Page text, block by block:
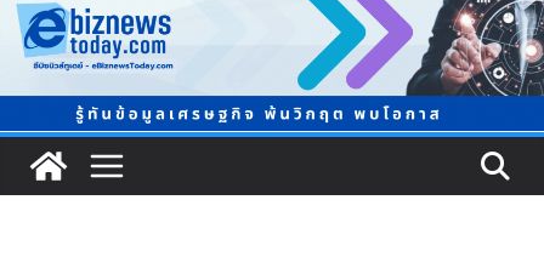
ยิ่งใหญ่ Thailand e-Commerce Expo 2026 ผนึกกว่า 50
พันธมิตร ปั้นผู้ประกอบการไทยสู่ตลาดโลก คาดเงินสะพัด
กว่า 300 ล้านบาท
LORDNINE จัดศึกคนดังสายเกม ไทย ปะทะ ฟิลิปปินส์ ใน
“Rise of the Tenth Lord” เปิดสงครามกิลด์ข้ามประเทศ
ฉลองเซิร์ฟเวอร์ใหม่ เฮเลนา
แพทย์เผย โรคไม่ติดต่อเรื้อรัง NCDs คร่าชีวิตคนไทยก่อน
วัยอันควร ทำสูญเสียทางเศรษฐกิจมหาศาล 1.6 ล้านล้าน